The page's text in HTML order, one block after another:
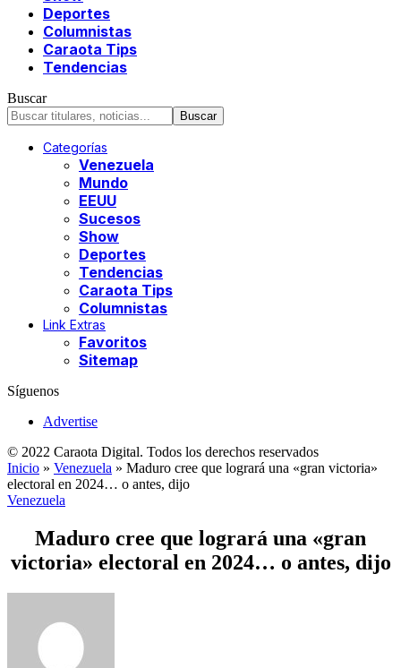
Deportes
Columnistas
Caraota Tips
Tendencias
Buscar
Categorías
Venezuela
Mundo
EEUU
Sucesos
Show
Deportes
Tendencias
Caraota Tips
Columnistas
Link Extras
Favoritos
Sitemap
Síguenos
Advertise
© 2022 Caraota Digital. Todos los derechos reservados
Inicio » Venezuela » Maduro cree que logrará una «gran victoria»
electoral en 2024… o antes, dijo
Venezuela
Maduro cree que logrará una «gran
victoria» electoral en 2024… o antes, dijo